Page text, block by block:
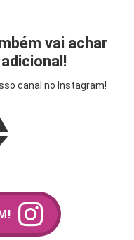
vai achar
canal no Instagram!